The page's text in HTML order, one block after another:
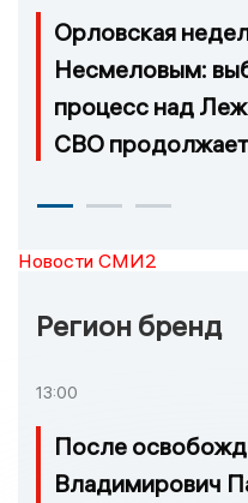
Орловская
Несмеловым:
процесс над
СВО
Новости СМИ2
Регион бренд
13:00
После
Владимирович